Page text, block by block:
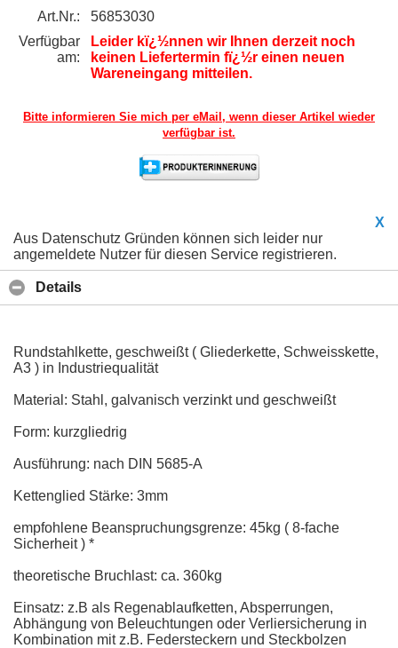
Art.Nr.:
56853030
Verfügbar
am:
Leider kï¿½nnen wir Ihnen derzeit noch
keinen Liefertermin fï¿½r einen neuen
Wareneingang mitteilen.
Bitte informieren Sie mich per eMail, wenn dieser Artikel wieder
verfügbar ist.
X
Aus Datenschutz Gründen können sich leider nur
angemeldete Nutzer für diesen Service registrieren.
Details
Rundstahlkette, geschweißt ( Gliederkette, Schweisskette,
A3 ) in Industriequalität
Material: Stahl, galvanisch verzinkt und geschweißt
Form: kurzgliedrig
Ausführung: nach DIN 5685-A
Kettenglied Stärke: 3mm
empfohlene Beanspruchungsgrenze: 45kg ( 8-fache
Sicherheit ) *
theoretische Bruchlast: ca. 360kg
Einsatz: z.B als Regenablaufketten, Absperrungen,
Abhängung von Beleuchtungen oder Verliersicherung in
Kombination mit z.B. Federsteckern und Steckbolzen